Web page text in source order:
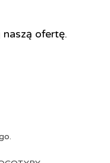
ofertę.